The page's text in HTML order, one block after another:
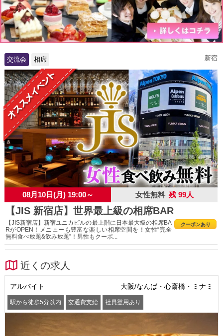
交流会 相席 新宿
08月10日(月) 19:00～ 女性無料 残 99人
【JIS 新宿店】世界最上級の相席BAR
クーポンあり
【JIS新宿店】新宿ユニカビルの最上階に日本最大級の相席BA
RがOPEN！メニューも豊富な楽しい相席空間を！女性“完全
無料食べ放題&飲み放題”！男性もクーポ...
近くの求人
アルバイト 大阪/なんば・心斎橋・ミナミ
駅から徒歩5分以内 交通費支給 社員登用あり